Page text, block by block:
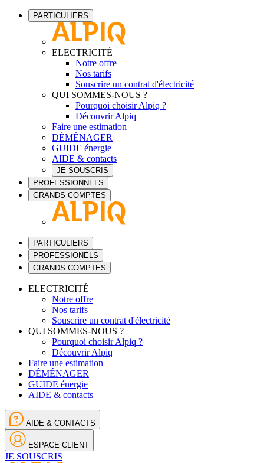
PARTICULIERS
ELECTRICITÉ
Notre offre
Nos tarifs
Souscrire un contrat d'électricité
QUI SOMMES-NOUS ?
Pourquoi choisir Alpiq ?
Découvrir Alpiq
Faire une estimation
DÉMÉNAGER
GUIDE énergie
AIDE & contacts
JE SOUSCRIS
PROFESSIONNELS
GRANDS COMPTES
PARTICULIERS
PROFESSIONELS
GRANDS COMPTES
ELECTRICITÉ
Notre offre
Nos tarifs
Souscrire un contrat d'électricité
QUI SOMMES-NOUS ?
Pourquoi choisir Alpiq ?
Découvrir Alpiq
Faire une estimation
DÉMÉNAGER
GUIDE énergie
AIDE & contacts
AIDE & CONTACTS
ESPACE CLIENT
JE SOUSCRIS